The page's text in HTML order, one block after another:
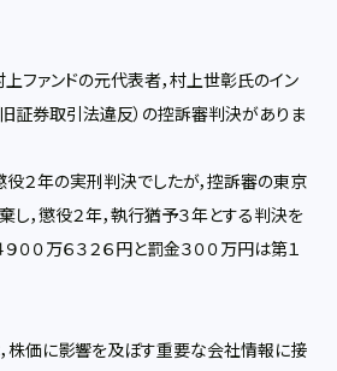
ファンドの元代表者，村上世彰氏のイン
証券取引法違反）の控訴審判決がありま
２年の実刑判決でしたが，控訴審の東京
し，懲役２年，執行猶予３年とする判決を
００万６３２６円と罰金３００万円は第１
株価に影響を及ぼす重要な会社情報に接